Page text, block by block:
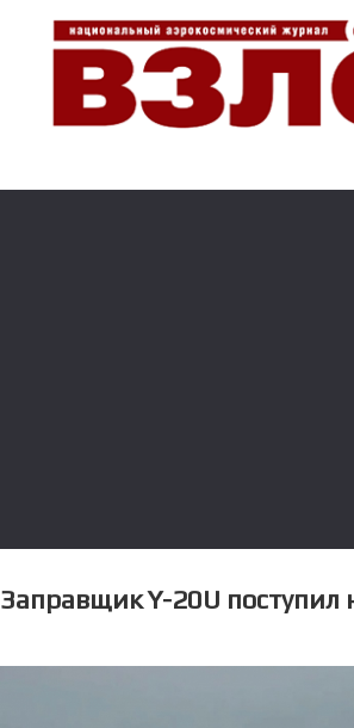
Заправщик Y-20U